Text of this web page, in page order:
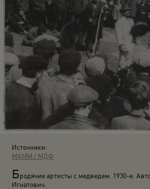
Источники:
МАММ / МДФ
Бродячие артисты с медведем. 1930-е.
Игнатович.